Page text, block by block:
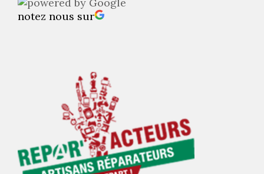
notez nous sur